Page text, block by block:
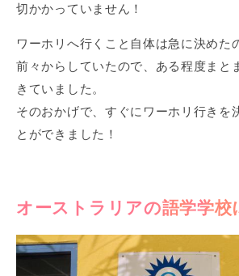
切かかっていません！
ワーホリへ行くこと自体は急に決めた
前々からしていたので、ある程度まと
きていました。
そのおかげで、すぐにワーホリ行きを
とができました！
オーストラリアの語学学校